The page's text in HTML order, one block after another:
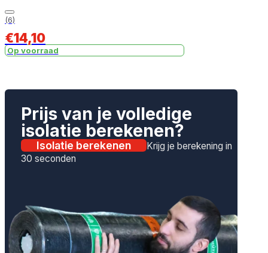
(6)
€14,10
Op voorraad
Prijs van je volledige
isolatie berekenen?
Isolatie berekenen
Krijg je berekening in
30 seconden